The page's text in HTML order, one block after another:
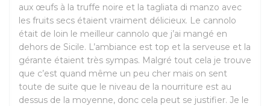
aux œufs à la truffe noire et la tagliata di manzo avec
les fruits secs étaient vraiment délicieux. Le cannolo
était de loin le meilleur cannolo que j’ai mangé en
dehors de Sicile. L’ambiance est top et la serveuse et la
gérante étaient très sympas. Malgré tout cela je trouve
que c’est quand même un peu cher mais on sent
toute de suite que le niveau de la nourriture est au
dessus de la moyenne, donc cela peut se justifier. Je le